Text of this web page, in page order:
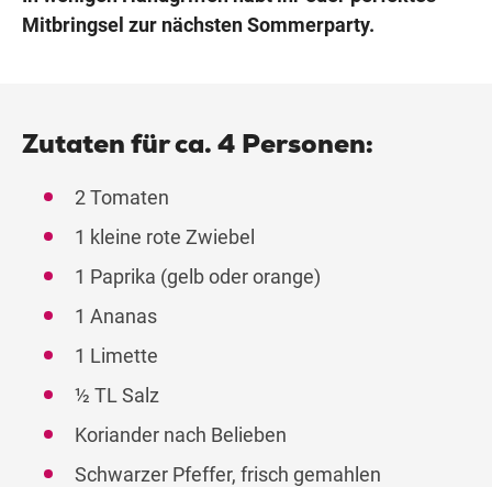
Mitbringsel zur nächsten Sommerparty.
Zutaten für ca. 4 Personen:
2 Tomaten
1 kleine rote Zwiebel
1 Paprika (gelb oder orange)
1 Ananas
1 Limette
½ TL Salz
Koriander nach Belieben
Schwarzer Pfeffer, frisch gemahlen